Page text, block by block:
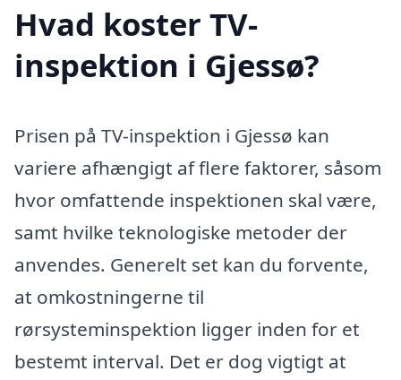
Hvad koster TV-
inspektion i Gjessø?
Prisen på TV-inspektion i Gjessø kan
variere afhængigt af flere faktorer, såsom
hvor omfattende inspektionen skal være,
samt hvilke teknologiske metoder der
anvendes. Generelt set kan du forvente,
at omkostningerne til
rørsysteminspektion ligger inden for et
bestemt interval. Det er dog vigtigt at